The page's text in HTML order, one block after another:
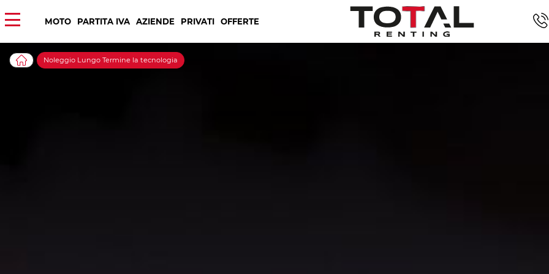
MOTO PARTITA IVA AZIENDE PRIVATI OFFERTE
Noleggio Lungo Termine la tecnologia